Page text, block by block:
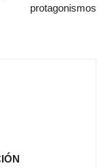
protagonismos